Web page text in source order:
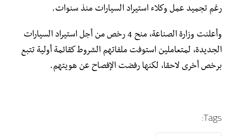
رغم تجميد عمل وكلاء استيراد السيارات منذ سنوات.
وأعلنت وزارة الصناعة، منح 4 رخص من أجل استيراد السيارات
الجديدة، لمتعاملين استوفت ملفاتهم الشروط كقائمة أولية تتبع
برخص أخرى لاحقا، لكنها رفضت الإفصاح عن هويتهم.
Tags: